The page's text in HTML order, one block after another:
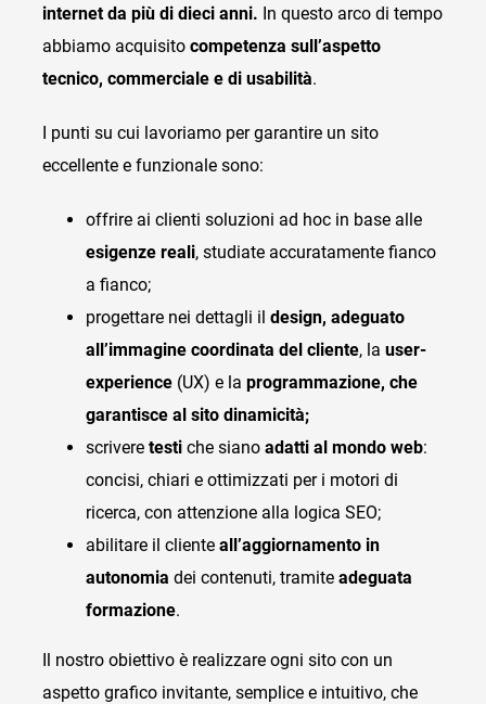
internet da più di dieci anni. In questo arco di tempo
abbiamo acquisito competenza sull’aspetto
tecnico, commerciale e di usabilità.
I punti su cui lavoriamo per garantire un sito
eccellente e funzionale sono:
offrire ai clienti soluzioni ad hoc in base alle
esigenze reali, studiate accuratamente fianco
a fianco;
progettare nei dettagli il design, adeguato
all’immagine coordinata del cliente, la user-
experience(UX) e la programmazione, che
garantisce al sito dinamicità;
scrivere testiche siano adatti al mondo web:
concisi, chiari e ottimizzati per i motori di
ricerca, con attenzione alla logica SEO;
abilitare il clienteall’aggiornamento in
autonomia dei contenuti, tramite adeguata
formazione.
Il nostro obiettivo è realizzare ogni sito con un
aspetto grafico invitante, semplice e intuitivo, che